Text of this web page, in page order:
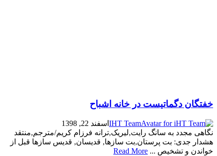
خفتگان دگماتیست در خانه اشباح
IHT Team اسفند 22, 1398
نگاهی مجدد به سانگ رایت,لیریک,ترانه فرزام کریم/مترجم,منتقد
هشدار جدی: بت پرستان,بت سازها, قدیسان, قدیس سازها قبل از
خواندن و تشخیص ... Read More